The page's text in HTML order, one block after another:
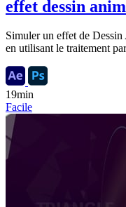
effet dessin
Simuler un effet de
en utilisant le traitement
19min
Facile